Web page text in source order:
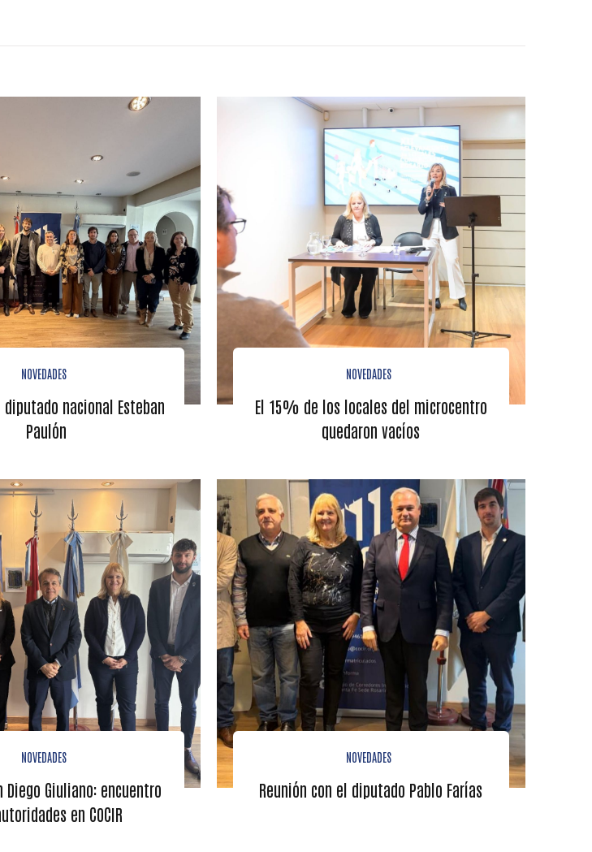
NOVEDADES
diputado nacional Esteban
Paulón
NOVEDADES
El 15% de los locales del microcentro
quedaron vacíos
NOVEDADES
Diego Giuliano: encuentro
en COCIR
NOVEDADES
Reunión con el diputado Pablo Farías